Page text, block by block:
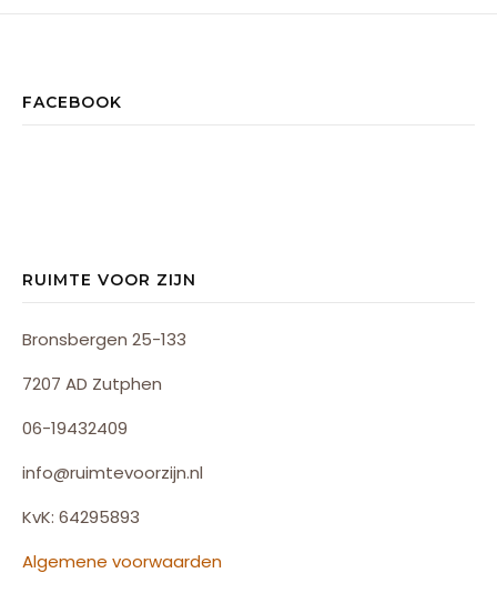
FACEBOOK
RUIMTE VOOR ZIJN
Bronsbergen 25-133
7207 AD Zutphen
06-19432409
info@ruimtevoorzijn.nl
KvK: 64295893
Algemene voorwaarden